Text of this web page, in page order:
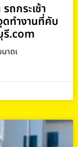
ถกระเช้า
ดทำงานที่คับ
รี.com
าดเ